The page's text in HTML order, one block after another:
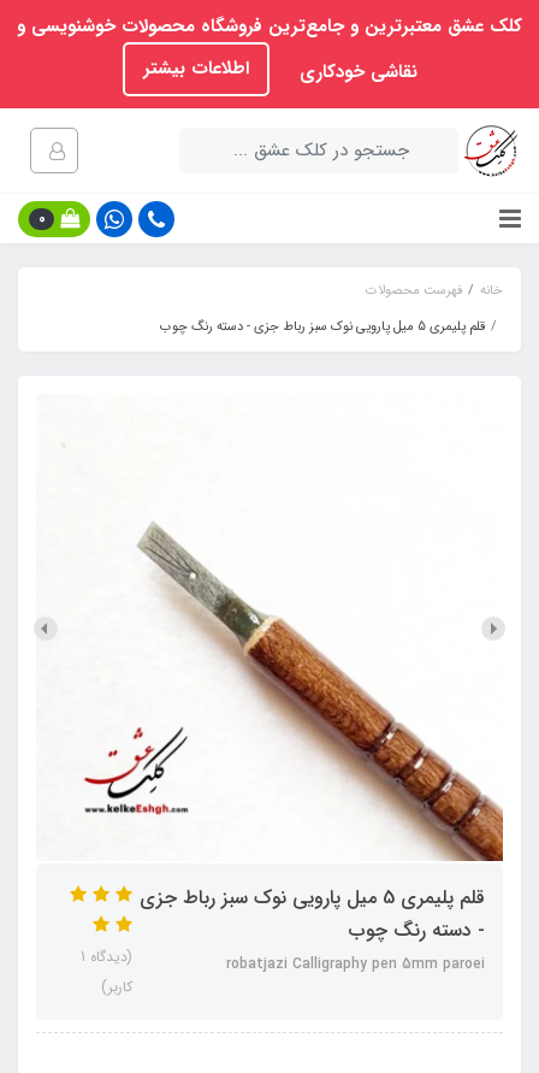
کلک عشق معتبرترین و جامع‌ترین فروشگاه محصولات خوشنویسی و
نقاشی خودکاری
اطلاعات بیشتر
0
خانه
فهرست محصولات
قلم پلیمری 5 میل پارویی نوک سبز رباط جزی - دسته رنگ چوب
قلم پلیمری 5 میل پارویی نوک سبز رباط جزی
- دسته رنگ چوب
robatjazi Calligraphy pen 5mm paroei
(دیدگاه 1
کاربر)